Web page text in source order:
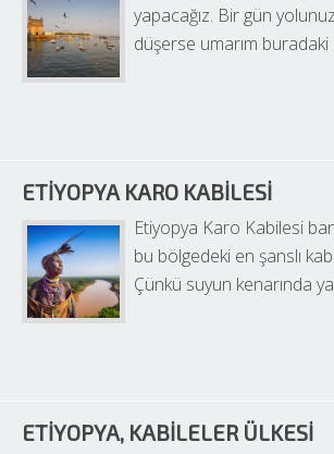
yapacağız. Bir gün
düşerse umarım
ETIYOPYA KARO KABILESI
Etiyopya Karo Kabilesi
bu bölgedeki en şanslı
Çünkü suyun kenarında
ETIYOPYA, KABILELER ÜLKESI